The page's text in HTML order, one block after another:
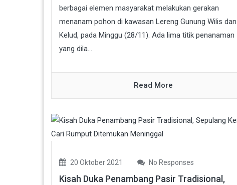
berbagai elemen masyarakat melakukan gerakan
menanam pohon di kawasan Lereng Gunung Wilis dan
Kelud, pada Minggu (28/11). Ada lima titik penanaman
yang dila...
Read More
20 Oktober 2021 No Responses
Kisah Duka Penambang Pasir Tradisional,